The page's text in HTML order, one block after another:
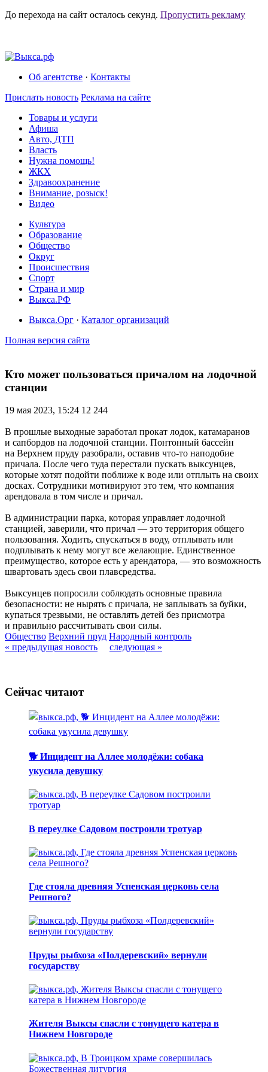
До перехода на сайт осталось секунд. Пропустить рекламу
Об агентстве · Контакты
Прислать новость Реклама на сайте
Товары и услуги
Афиша
Авто, ДТП
Власть
Нужна помощь!
ЖКХ
Здравоохранение
Внимание, розыск!
Видео
Культура
Образование
Общество
Округ
Происшествия
Спорт
Страна и мир
Выкса.РФ
Выкса.Орг · Каталог организаций
Полная версия сайта
Кто может пользоваться причалом на лодочной
станции
19 мая 2023, 15:24 12 244
В прошлые выходные заработал прокат лодок, катамаранов
и сапбордов на лодочной станции. Понтонный бассейн
на Верхнем пруду разобрали, оставив что-то наподобие
причала. После чего туда перестали пускать выксунцев,
которые хотят подойти поближе к воде или отплыть на своих
досках. Сотрудники мотивируют это тем, что компания
арендовала в том числе и причал.
В администрации парка, которая управляет лодочной
станцией, заверили, что причал — это территория общего
пользования. Ходить, спускаться в воду, отплывать или
подплывать к нему могут все желающие. Единственное
преимущество, которое есть у арендатора, — это возможность
швартовать здесь свои плавсредства.
Выксунцев попросили соблюдать основные правила
безопасности: не нырять с причала, не заплывать за буйки,
купаться трезвыми, не оставлять детей без присмотра
и правильно рассчитывать свои силы.
Общество Верхний пруд Народный контроль
« предыдущая новость
следующая »
Сейчас читают
🐕 Инцидент на Аллее молодёжи: собака
укусила девушку
В переулке Садовом построили тротуар
Где стояла древняя Успенская церковь села
Решного?
Пруды рыбхоза «Полдеревский» вернули
государству
Жителя Выксы спасли с тонущего катера в
Нижнем Новгороде